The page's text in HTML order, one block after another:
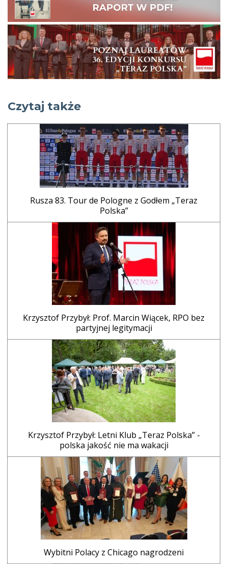
Czytaj także
Rusza 83. Tour de Pologne z Godłem „Teraz
Polska”
Krzysztof Przybył: Prof. Marcin Wiącek, RPO bez
partyjnej legitymacji
Krzysztof Przybył: Letni Klub „Teraz Polska” -
polska jakość nie ma wakacji
Wybitni Polacy z Chicago nagrodzeni